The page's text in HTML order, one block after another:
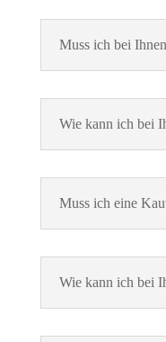
Muss ich bei
Wie kann ich bei
Muss ich eine
Wie kann ich bei